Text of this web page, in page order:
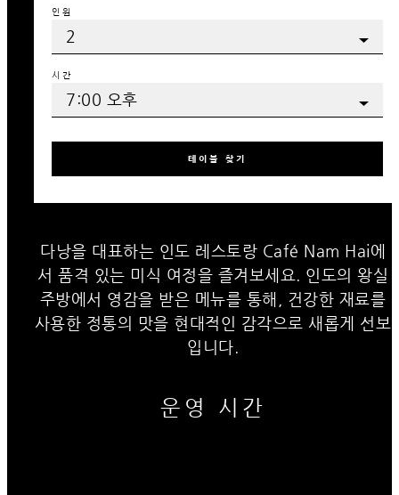
인원
시간
테이블 찾기
다낭을 대표하는 인도 레스토랑 Café Nam Hai에
서 품격 있는 미식 여정을 즐겨보세요. 인도의 왕실
주방에서 영감을 받은 메뉴를 통해, 건강한 재료를
사용한 정통의 맛을 현대적인 감각으로 새롭게 선보
입니다.
운영 시간